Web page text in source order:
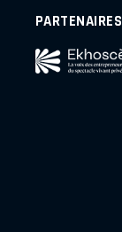
PARTENAIRES